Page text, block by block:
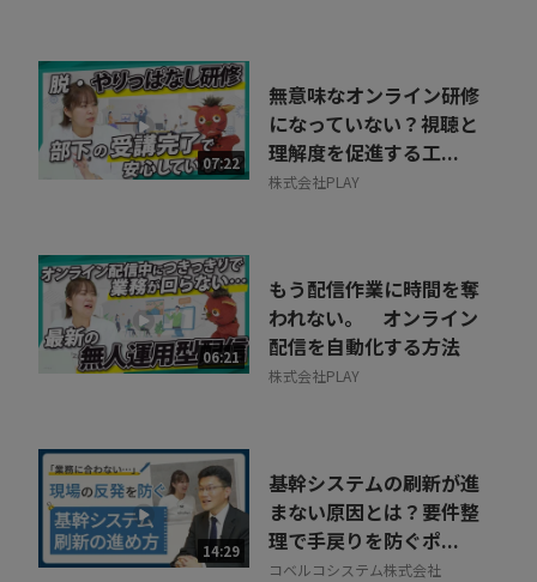
07:22
無意味なオンライン研修
になっていない？視聴と
理解度を促進する工...
株式会社PLAY
06:21
もう配信作業に時間を奪
われない。 オンライン
配信を自動化する方法
株式会社PLAY
14:29
基幹システムの刷新が進
まない原因とは？要件整
理で手戻りを防ぐポ...
コベルコシステム株式会社